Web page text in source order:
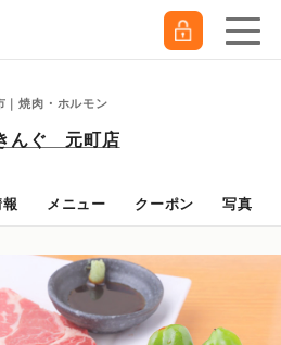
｜焼肉・ホルモン
んぐ 元町店
メニュー クーポン 写真